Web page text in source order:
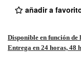
añadir a
Disponible en función de
Entrega en 24 horas, 48